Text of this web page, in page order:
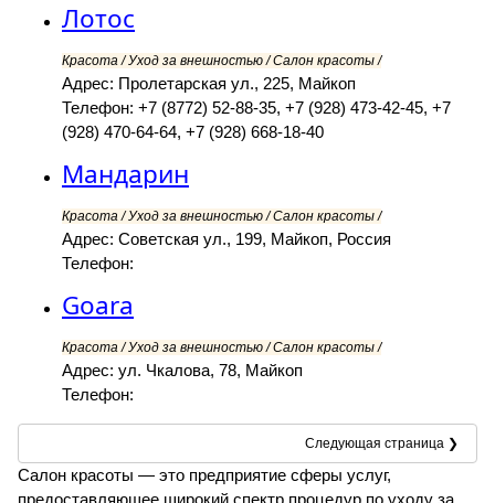
Лотос
Красота / Уход за внешностью / Салон красоты /
Адрес: Пролетарская ул., 225, Майкоп
Телефон: +7 (8772) 52-88-35, +7 (928) 473-42-45, +7
(928) 470-64-64, +7 (928) 668-18-40
Мандарин
Красота / Уход за внешностью / Салон красоты /
Адрес: Советская ул., 199, Майкоп, Россия
Телефон:
Goara
Красота / Уход за внешностью / Салон красоты /
Адрес: ул. Чкалова, 78, Майкоп
Телефон:
Следующая страница ❯
Салон красоты — это предприятие сферы услуг,